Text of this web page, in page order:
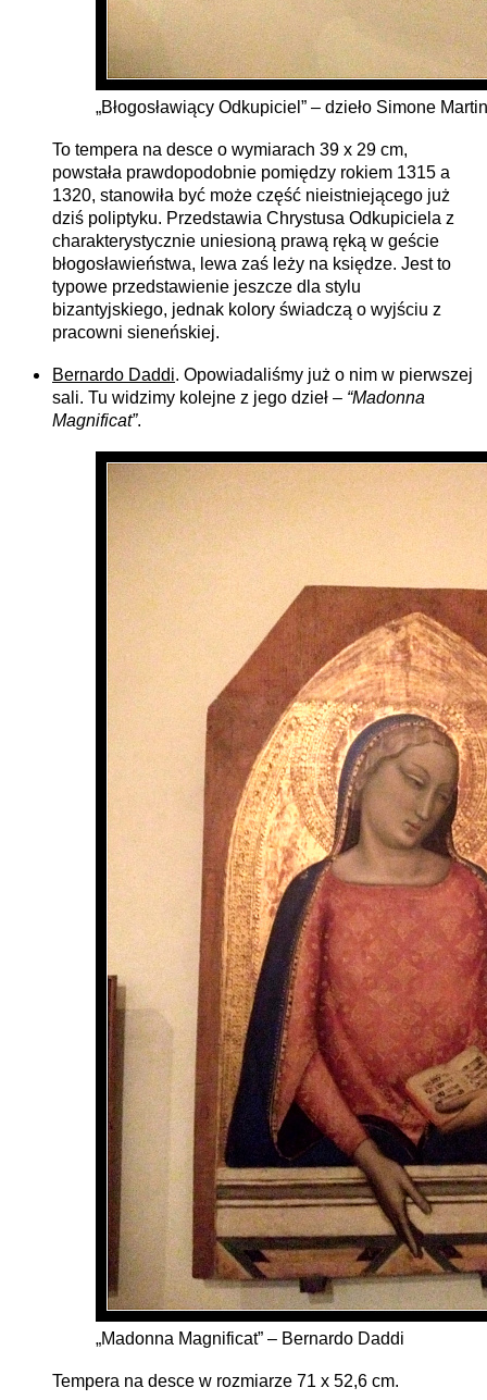
„Błogosławiący Odkupiciel” – dzieło Simone
To tempera na desce o wymiarach 39 x 29 cm,
powstała prawdopodobnie pomiędzy rokiem 1315 a
1320, stanowiła być może część nieistniejącego już
dziś poliptyku. Przedstawia Chrystusa Odkupiciela z
charakterystycznie uniesioną prawą ręką w geście
błogosławieństwa, lewa zaś leży na księdze. Jest to
typowe przedstawienie jeszcze dla stylu
bizantyjskiego, jednak kolory świadczą o wyjściu z
pracowni sieneńskiej.
Bernardo Daddi. Opowiadaliśmy już o nim w pierwszej
sali. Tu widzimy kolejne z jego dzieł – “Madonna
Magnificat”.
„Madonna Magnificat” – Bernardo Daddi
Tempera na desce w rozmiarze 71 x 52,6 cm.